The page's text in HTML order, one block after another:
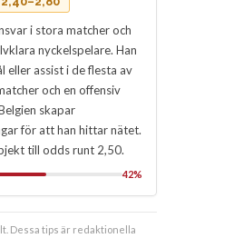
i stora matcher och
nyckelspelare. Han
eller assist i de flesta av
och en offensiv
skapar
för att han hittar nätet.
till odds runt 2,50.
42%
Dessa tips är redaktionella